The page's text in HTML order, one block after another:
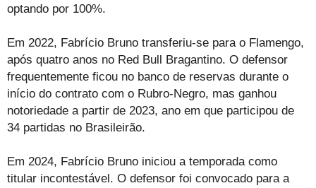
optando por 100%.
Em 2022, Fabrício Bruno transferiu-se para o Flamengo,
após quatro anos no Red Bull Bragantino. O defensor
frequentemente ficou no banco de reservas durante o
início do contrato com o Rubro-Negro, mas ganhou
notoriedade a partir de 2023, ano em que participou de
34 partidas no Brasileirão.
Em 2024, Fabrício Bruno iniciou a temporada como
titular incontestável. O defensor foi convocado para a